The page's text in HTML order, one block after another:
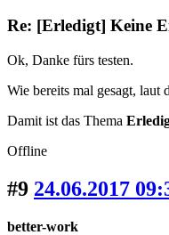
Re: [Erledigt] Keine
Ok, Danke fürs testen.
Wie bereits mal gesagt, laut
Damit ist das Thema
Offline
#9 24.06.2017
better-work